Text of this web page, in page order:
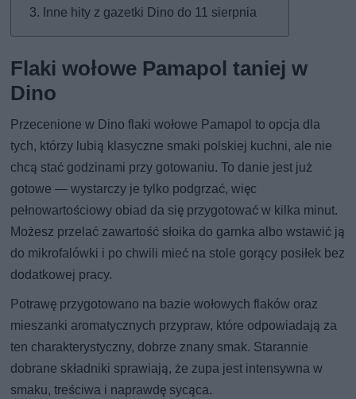
Inne hity z gazetki Dino do 11 sierpnia
Flaki wołowe Pamapol taniej w
Dino
Przecenione w Dino flaki wołowe Pamapol to opcja dla
tych, którzy lubią klasyczne smaki polskiej kuchni, ale nie
chcą stać godzinami przy gotowaniu. To danie jest już
gotowe — wystarczy je tylko podgrzać, więc
pełnowartościowy obiad da się przygotować w kilka minut.
Możesz przelać zawartość słoika do garnka albo wstawić ją
do mikrofalówki i po chwili mieć na stole gorący posiłek bez
dodatkowej pracy.
Potrawę przygotowano na bazie wołowych flaków oraz
mieszanki aromatycznych przypraw, które odpowiadają za
ten charakterystyczny, dobrze znany smak. Starannie
dobrane składniki sprawiają, że zupa jest intensywna w
smaku, treściwa i naprawdę sycąca.